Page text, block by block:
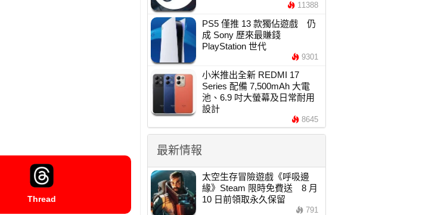
Thread
11388
PS5 僅推 13 款獨佔遊戲 仍
成 Sony 歷來最賺錢
PlayStation 世代
9301
小米推出全新 REDMI 17
Series 配備 7,500mAh 大電
池、6.9 吋大螢幕及日常耐用
設計
8645
最新情報
太空生存冒險遊戲《呼吸邊
緣》Steam 限時免費送 8 月
10 日前領取永久保留
791